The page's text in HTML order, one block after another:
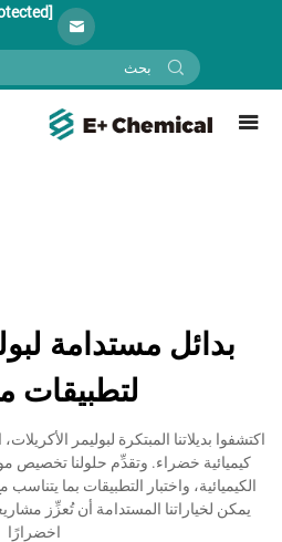
[email protected]
بدائل مستدامة
لتطبيقات
اكتشفوا بديلاتنا المبتكرة لبوليمر
كيميائية خضراء. وتقدِّم حلولنا تخصيص مواد
الكيميائية، واختبار التطبيقات بما
يمكن لخياراتنا المستدامة أن تُعزِّز
اخضرارًا